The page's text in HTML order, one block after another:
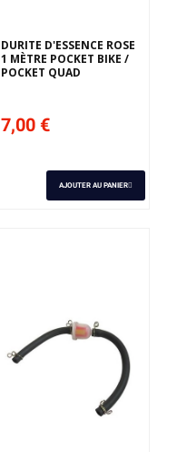
DURITE D'ESSENCE ROSE
1 MÈTRE POCKET BIKE /
POCKET QUAD
7,00 €
AJOUTER AU PANIER